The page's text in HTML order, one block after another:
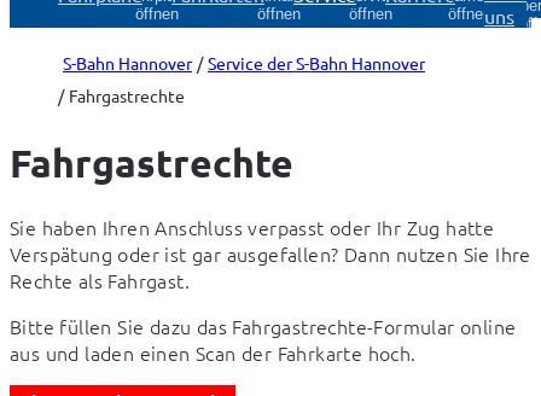
öffnen
öffnen
öffnen
öffnenuns
S-Bahn Hannover
Service der S-Bahn Hannover
Fahrgastrechte
Fahrgastrechte
Sie haben Ihren Anschluss verpasst oder Ihr Zug hatte
Verspätung oder ist gar ausgefallen? Dann nutzen Sie Ihre
Rechte als Fahrgast.
Bitte füllen Sie dazu das Fahrgastrechte-Formular online
aus und laden einen Scan der Fahrkarte hoch.